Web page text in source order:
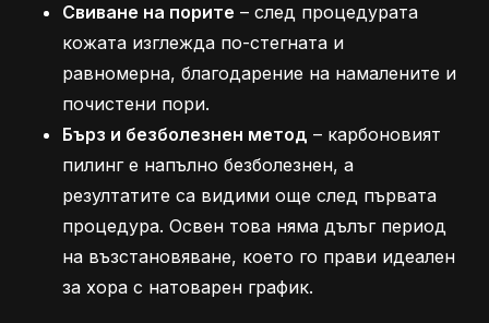
Свиване на порите – след процедурата
кожата изглежда по-стегната и
равномерна, благодарение на намалените и
почистени пори.
Бърз и безболезнен метод – карбоновият
пилинг е напълно безболезнен, а
резултатите са видими още след първата
процедура. Освен това няма дълъг период
на възстановяване, което го прави идеален
за хора с натоварен график.